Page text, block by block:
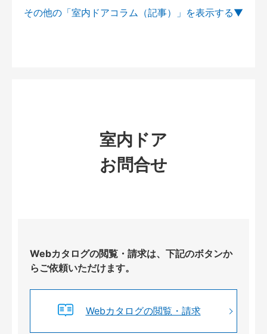
その他の「室内ドアコラム（記事）」を
室内ドア
お問合せ
Webカタログの閲覧・請求は、下記のボタンか
らご依頼いただけます。
Webカタログの閲覧・請求